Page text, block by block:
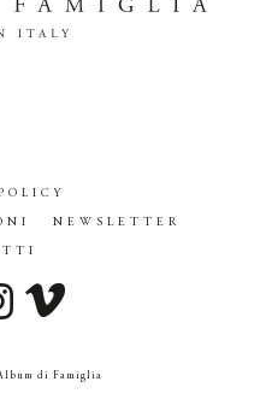
NEWSLETTER
di Famiglia